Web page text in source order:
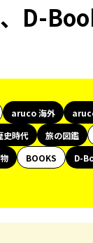
D-
aruco 海外
史時代 旅の図鑑
BOOKS
D-